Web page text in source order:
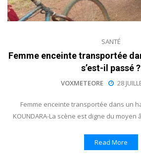
SANTÉ
Femme enceinte transportée
s’est-il passé ?
VOXMETEORE 28
Femme enceinte transportée dans un
KOUNDARA-La scène est digne du moyen
Read More